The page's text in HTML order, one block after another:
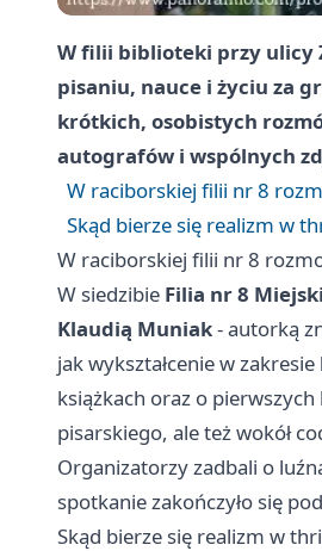
W filii biblioteki przy ulicy
pisaniu, nauce i życiu za
krótkich, osobistych
autografów i wspólnych
W raciborskiej filii nr 8
Skąd bierze się realizm w
W raciborskiej filii nr 8
W siedzibie Filia nr 8
Klaudią Muniak- autorką
jak wykształcenie w zakresie
książkach oraz o
pisarskiego, ale też wokół
Organizatorzy zadbali o
spotkanie zakończyło się
Skąd bierze się realizm w